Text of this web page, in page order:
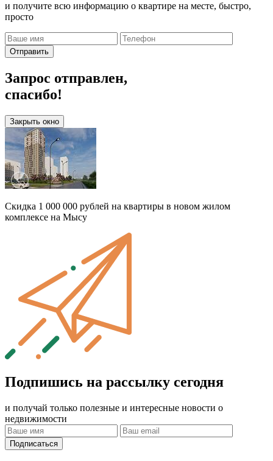
и получите всю информацию о квартире на месте, быстро,
просто
Отправить
Запрос отправлен,
спасибо!
Закрыть окно
Скидка 1 000 000 рублей на квартиры в новом жилом
комплексе на Мысу
Подпишись на рассылку сегодня
и получай только полезные и интересные новости о
недвижимости
Подписаться